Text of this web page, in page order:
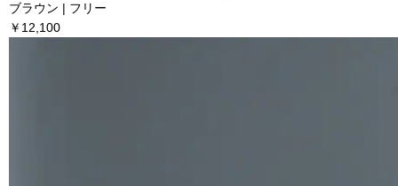
ブラウン | フリー
￥12,100